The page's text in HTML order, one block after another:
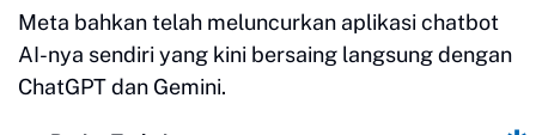
Meta bahkan telah meluncurkan aplikasi chatbot
AI-nya sendiri yang kini bersaing langsung dengan
ChatGPT dan Gemini.